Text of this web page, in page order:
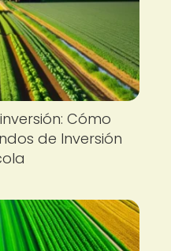
Cómo
de Inversión